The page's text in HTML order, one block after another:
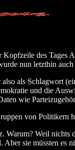
des Tages
nun letzthin
als Schlagwort
und die
wie
von Politikern
Warum? Weil nichts
Aber sie müssten es